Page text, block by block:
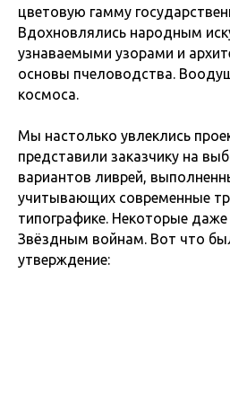
цветовую гамму
Вдохновлялись народным
узнаваемыми узорами и
основы пчеловодства.
космоса.
Мы настолько увлеклись
представили заказчику на
вариантов ливрей,
учитывающих современные
типографике. Некоторые
Звёздным войнам. Вот что
утверждение: